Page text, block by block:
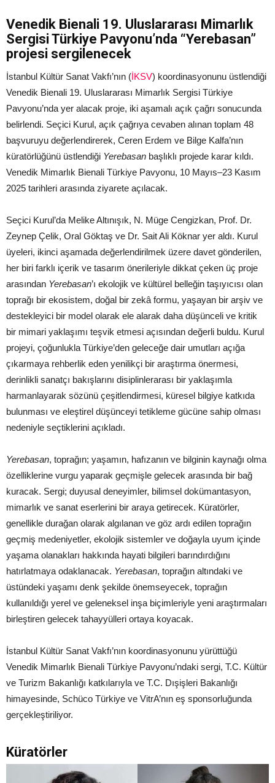
Venedik Bienali 19. Uluslararası Mimarlık
Sergisi Türkiye Pavyonu’nda “Yerebasan”
projesi sergilenecek
İstanbul Kültür Sanat Vakfı’nın (İKSV) koordinasyonunu üstlendiği
Venedik Bienali 19. Uluslararası Mimarlık Sergisi Türkiye
Pavyonu’nda yer alacak proje, iki aşamalı açık çağrı sonucunda
belirlendi. Seçici Kurul, açık çağrıya cevaben alınan toplam 48
başvuruyu değerlendirerek, Ceren Erdem ve Bilge Kalfa’nın
küratörlüğünü üstlendiği Yerebasan başlıklı projede karar kıldı.
Venedik Mimarlık Bienali Türkiye Pavyonu, 10 Mayıs–23 Kasım
2025 tarihleri arasında ziyarete açılacak.
Seçici Kurul’da Melike Altınışık, N. Müge Cengizkan, Prof. Dr.
Zeynep Çelik, Oral Göktaş ve Dr. Sait Ali Köknar yer aldı. Kurul
üyeleri, ikinci aşamada değerlendirilmek üzere davet gönderilen,
her biri farklı içerik ve tasarım önerileriyle dikkat çeken üç proje
arasından Yerebasan’ı ekolojik ve kültürel belleğin taşıyıcısı olan
toprağı bir ekosistem, doğal bir zekâ formu, yaşayan bir arşiv ve
destekleyici bir model olarak ele alarak daha düşünceli ve kritik
bir mimari yaklaşımı teşvik etmesi açısından değerli buldu. Kurul
projeyi, çoğunlukla Türkiye’den geleceğe dair umutları açığa
çıkarmaya rehberlik eden yenilikçi bir araştırma önermesi,
derinlikli sanatçı bakışlarını disiplinlerarası bir yaklaşımla
harmanlayarak sözünü çeşitlendirmesi, küresel bilgiye katkıda
bulunması ve eleştirel düşünceyi tetikleme gücüne sahip olması
nedeniyle seçtiklerini açıkladı.
Yerebasan, toprağın; yaşamın, hafızanın ve bilginin kaynağı olma
özelliklerine vurgu yaparak geçmişle gelecek arasında bir bağ
kuracak. Sergi; duyusal deneyimler, bilimsel dokümantasyon,
mimarlık ve sanat eserlerini bir araya getirecek. Küratörler,
genellikle durağan olarak algılanan ve göz ardı edilen toprağın
geçmiş medeniyetler, ekolojik sistemler ve doğayla uyum içinde
yaşama olanakları hakkında hayati bilgileri barındırdığını
hatırlatmaya odaklanacak. Yerebasan, toprağın altındaki ve
üstündeki yaşamı denk şekilde önemseyecek, toprağın
kullanıldığı yerel ve geleneksel inşa biçimleriyle yeni araştırmaları
birleştiren gelecek tahayyülleri ortaya koyacak.
İstanbul Kültür Sanat Vakfı’nın koordinasyonunu yürüttüğü
Venedik Mimarlık Bienali Türkiye Pavyonu’ndaki sergi, T.C. Kültür
ve Turizm Bakanlığı katkılarıyla ve T.C. Dışişleri Bakanlığı
himayesinde, Schüco Türkiye ve VitrA’nın eş sponsorluğunda
gerçekleştiriliyor.
Küratörler